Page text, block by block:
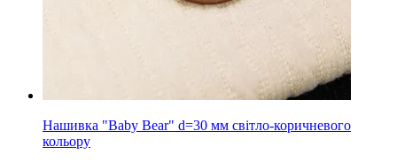
Нашивка "Baby Bear" d=30 мм світло-коричневого
кольору